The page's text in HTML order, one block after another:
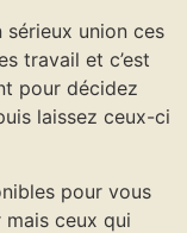
sérieux union ces
travail et c’est
pour décidez
laissez ceux-ci
pour vous
mais ceux qui